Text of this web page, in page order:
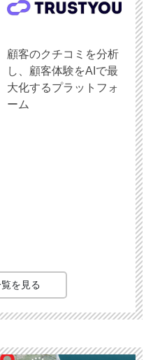
顧客のクチコミを分析
し、顧客体験をAIで最
大化するプラットフォ
ーム
を見る